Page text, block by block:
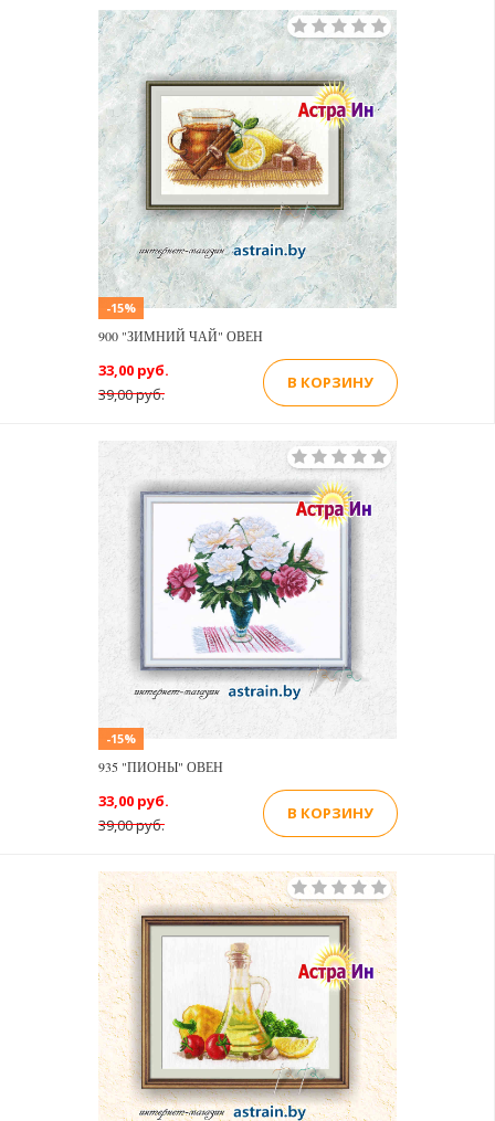
-15%
900 "ЗИМНИЙ ЧАЙ" ОВЕН
39,00 руб.
33,00 руб.
В КОРЗИНУ
-15%
935 "ПИОНЫ" ОВЕН
39,00 руб.
33,00 руб.
В КОРЗИНУ